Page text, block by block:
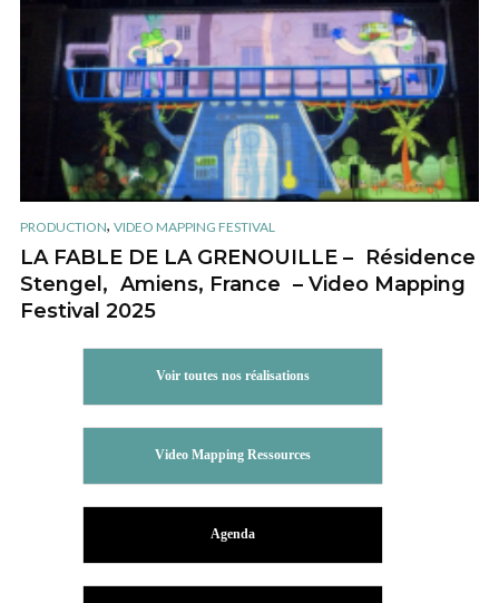
PRODUCTION, VIDEO MAPPING FESTIVAL
LA FABLE DE LA GRENOUILLE – Résidence
Stengel, Amiens, France – Video Mapping
Festival 2025
Voir toutes nos réalisations
Video Mapping Ressources
Agenda